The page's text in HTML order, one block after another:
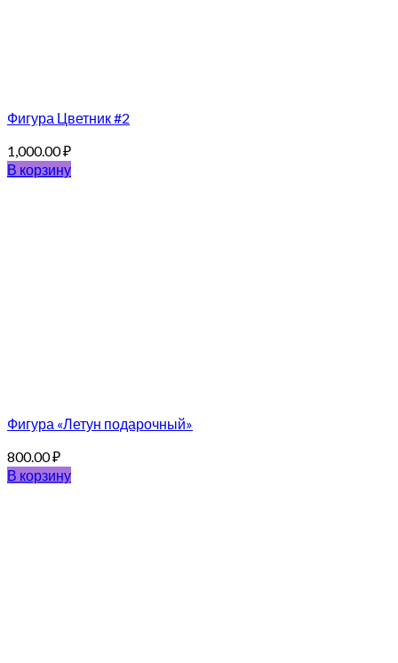
Фигура Цветник #2
1,000.00₽
В корзину
Фигура «Летун подарочный»
800.00₽
В корзину